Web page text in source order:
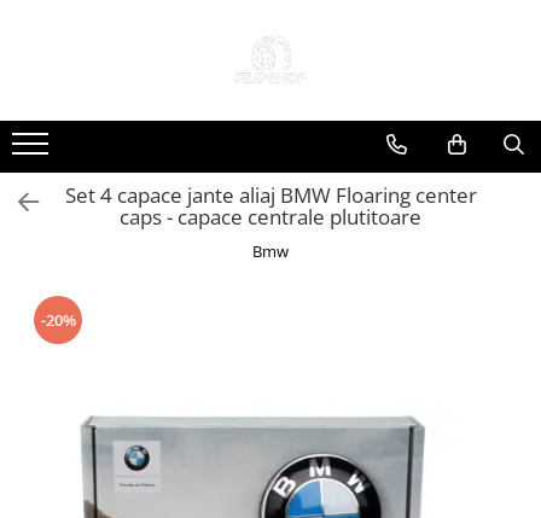
Anvelope
Anvelope Reconstruite
Anvelope Second-Hand
Anvelope SH iarna
Capace Jante
Jante
Accesorii Auto
Padele Auto
Accesorii Exterior Auto
Set 4 capace jante aliaj BMW Floaring center
caps - capace centrale plutitoare
Bmw
-20%